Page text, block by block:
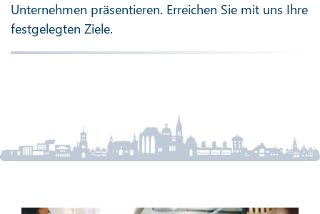
Unternehmen präsentieren. Erreichen Sie mit uns Ihre
festgelegten Ziele.